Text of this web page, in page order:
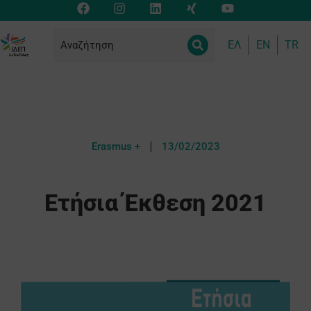
ΕΛ EN TR
Erasmus + 13/02/2023
Ετήσια Έκθεση 2021